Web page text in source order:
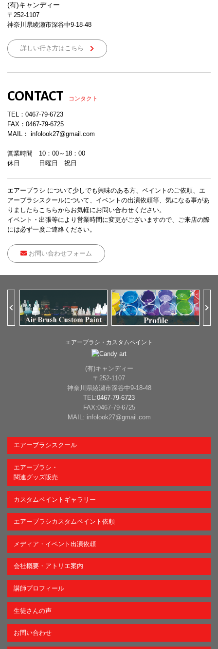
(有)キャンディー
〒252-1107
神奈川県綾瀬市深谷中9-18-48
詳しい行き方はこちら
CONTACT コンタクト
TEL： 0467-79-6723
FAX：0467-79-6725
MAIL： infolook27@gmail.com
営業時間 10：00～18：00
休日 日曜日 祝日
エアーブラシ について少しでも興味のある方、ペイントのご依頼、エ
アーブラシスクールについて、イベントの出演依頼等、気になる事があ
りましたらこちらからお気軽にお問い合わせください。
イベント・出張等により営業時間に変更がございますので、ご来店の際
には必ず一度ご連絡ください。
お問い合わせフォーム
Previous
エアーブラシ・カスタムペイント
(有)キャンディー
〒252-1107
神奈川県綾瀬市深谷中9-18-48
TEL:0467-79-6723
FAX:0467-79-6725
MAIL: infolook27@gmail.com
エアーブラシスクール
エアーブラシ・
関連グッズ販売
カスタムペイントギャラリー
エアーブラシカスタムペイント依頼
メディア・イベント出演依頼
会社概要・アトリエ案内
講師プロフィール
生徒さんの声
お問い合わせ